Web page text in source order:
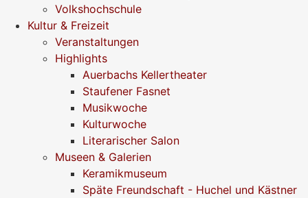
Volkshochschule
Kultur & Freizeit
Veranstaltungen
Highlights
Auerbachs Kellertheater
Staufener Fasnet
Musikwoche
Kulturwoche
Literarischer Salon
Museen & Galerien
Keramikmuseum
Späte Freundschaft - Huchel und Kästner